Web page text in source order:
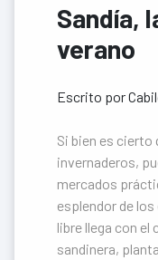
Sandía,
verano
Escrito por
Si bien es cierto
invernaderos,
mercados
esplendor de
libre llega con el
sandinera,